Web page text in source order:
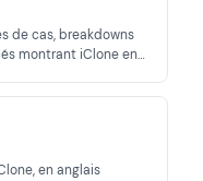
de cas, breakdowns
montrant iClone en
en anglais